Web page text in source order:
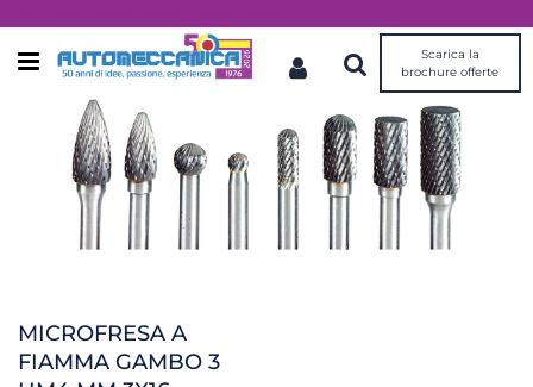
Open menu
Scarica la
brochure offerte
MICROFRESA A
FIAMMA GAMBO 3